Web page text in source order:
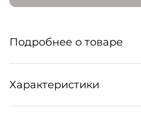
Подробнее о товаре
Комфортная и элегантная
лаконичного облегающего
Характеристики